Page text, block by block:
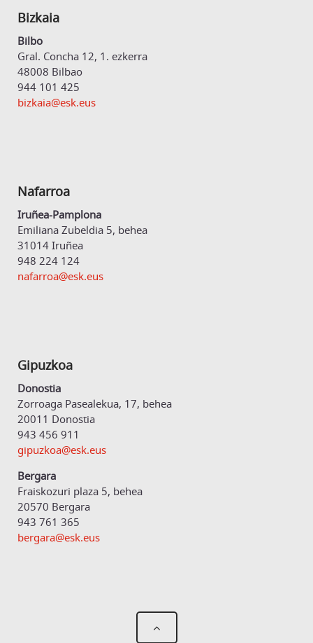
Bizkaia
Bilbo
Gral. Concha 12, 1. ezkerra
48008 Bilbao
944 101 425
bizkaia@esk.eus
Nafarroa
Iruñea-Pamplona
Emiliana Zubeldia 5, behea
31014 Iruñea
948 224 124
nafarroa@esk.eus
Gipuzkoa
Donostia
Zorroaga Pasealekua, 17, behea
20011 Donostia
943 456 911
gipuzkoa@esk.eus
Bergara
Fraiskozuri plaza 5, behea
20570 Bergara
943 761 365
bergara@esk.eus